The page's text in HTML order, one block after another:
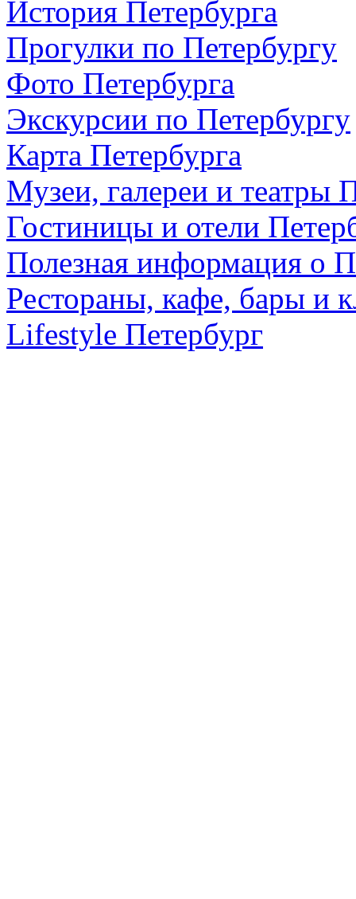
История Петербурга
Прогулки по Петербургу
Фото Петербурга
Экскурсии по Петербургу
Карта Петербурга
Музеи, галереи и театры
Гостиницы и отели
Полезная информация о
Рестораны, кафе, бары и
Lifestyle Петербург